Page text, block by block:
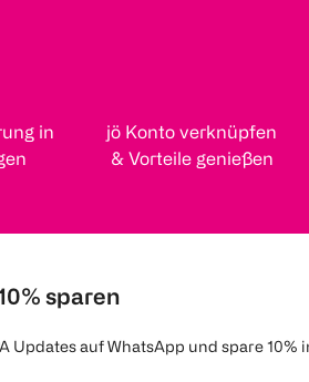
in
jö Konto verknüpfen
& Vorteile genießen
sparen
Updates auf WhatsApp und spare 10%